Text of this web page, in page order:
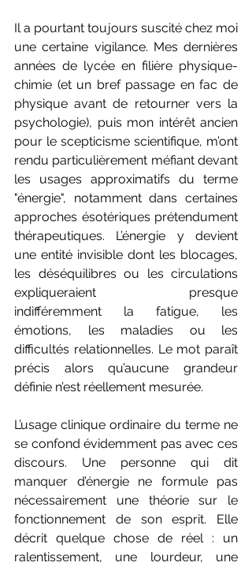
Il a pourtant toujours suscité chez moi
une certaine vigilance. Mes dernières
années de lycée en filière physique-
chimie (et un bref passage en fac de
physique avant de retourner vers la
psychologie), puis mon intérêt ancien
pour le scepticisme scientifique, m’ont
rendu particulièrement méfiant devant
les usages approximatifs du terme
"énergie", notamment dans certaines
approches ésotériques prétendument
thérapeutiques. L’énergie y devient
une entité invisible dont les blocages,
les déséquilibres ou les circulations
expliqueraient presque
indifféremment la fatigue, les
émotions, les maladies ou les
difficultés relationnelles. Le mot paraît
précis alors qu’aucune grandeur
définie n’est réellement mesurée.
L’usage clinique ordinaire du terme ne
se confond évidemment pas avec ces
discours. Une personne qui dit
manquer d’énergie ne formule pas
nécessairement une théorie sur le
fonctionnement de son esprit. Elle
décrit quelque chose de réel : un
ralentissement, une lourdeur, une